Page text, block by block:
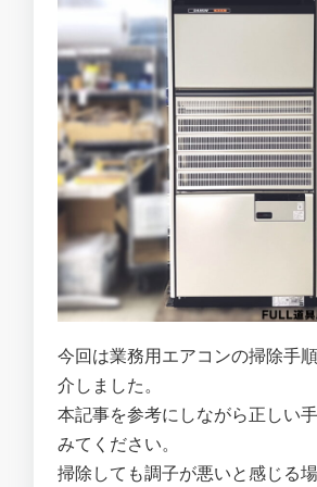
今回は業務用エアコンの掃除手
介しました。
本記事を参考にしながら正しい
みてください。
掃除しても調子が悪いと感じる